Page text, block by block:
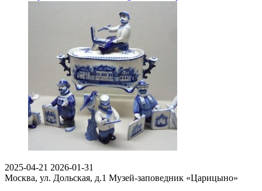
2025-04-21 2026-01-31
Москва, ул. Дольская, д.1 Музей-заповедник «Царицыно»